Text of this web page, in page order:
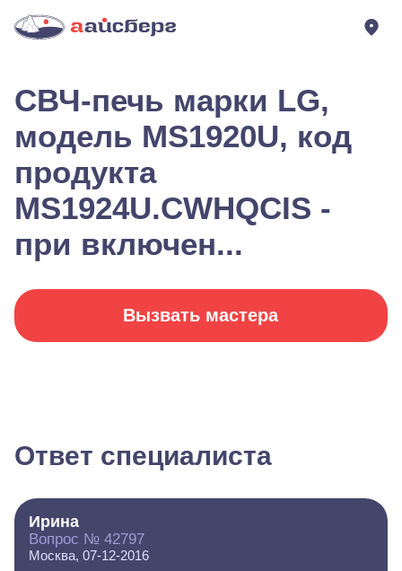
СВЧ-печь марки LG,
модель MS1920U, код
продукта
MS1924U.CWHQCIS -
при включен...
Вызвать мастера
Ответ специалиста
Ирина
Вопрос № 42797
Москва, 07-12-2016